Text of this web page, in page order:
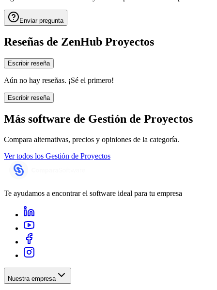
Enviar pregunta
Reseñas de ZenHub Proyectos
Escribir reseña
Aún no hay reseñas. ¡Sé el primero!
Escribir reseña
Más software de Gestión de Proyectos
Compara alternativas, precios y opiniones de la categoría.
Ver todos los Gestión de Proyectos
Te ayudamos a encontrar el software ideal para tu empresa
Nuestra empresa